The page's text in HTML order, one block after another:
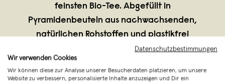
feinsten Bio-Tee. Abgefüllt in
Pyramidenbeuteln aus nachwachsenden,
natürlichen Rohstoffen und plastikfrei
verpackt. Ob Ateeist oder Teeologe –
TEESUS' Teestamente sind
Weiterlesen
Datenschutzbestimmungen
Wir verwenden Cookies
Wir können diese zur Analyse unserer Besucherdaten platzieren, um unsere
Website zu verbessern, personalisierte Inhalte anzuzeigen und Dir ein